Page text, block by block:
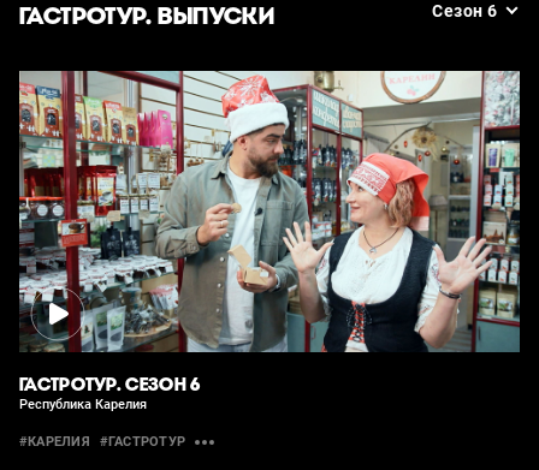
ГАСТРОТУР. ВЫПУСКИ Сезон 6
ГАСТРОТУР. СЕЗОН 6
Республика Карелия
#КАРЕЛИЯ #ГАСТРОТУР